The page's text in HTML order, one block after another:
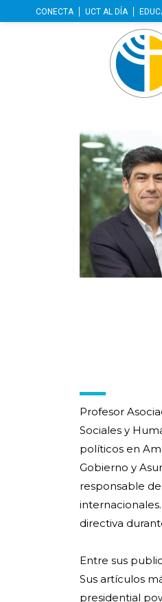
CONECTA UCT AL DÍA
Profesor
Sociales y
políticos en
Gobierno y
responsable
directiva
Entre sus
Sus artículos
presidential